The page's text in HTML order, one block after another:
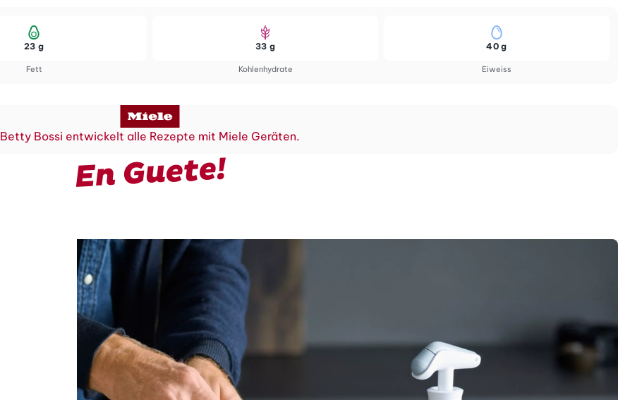
Fett
23 g
Kohlenhydrate
33 g
Eiweiss
40 g
Betty Bossi entwickelt alle Rezepte mit Miele Geräten.
En Guete!